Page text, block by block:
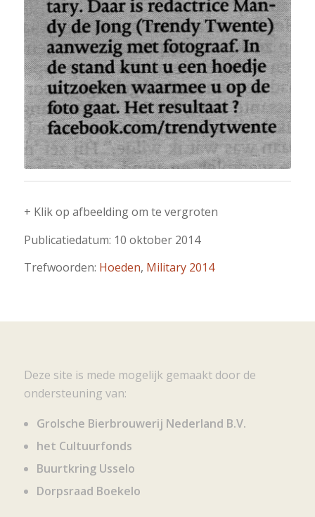
+ Klik op afbeelding om te vergroten
Publicatiedatum: 10 oktober 2014
Trefwoorden: Hoeden, Military 2014
Deze site is mede mogelijk gemaakt door de
ondersteuning van:
Grolsche Bierbrouwerij Nederland B.V.
het Cultuurfonds
Buurtkring Usselo
Dorpsraad Boekelo